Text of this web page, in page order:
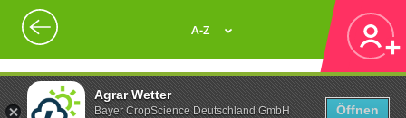
Agrar Wetter
Bayer CropScience Deutschland GmbH
Öffnen
A-Z